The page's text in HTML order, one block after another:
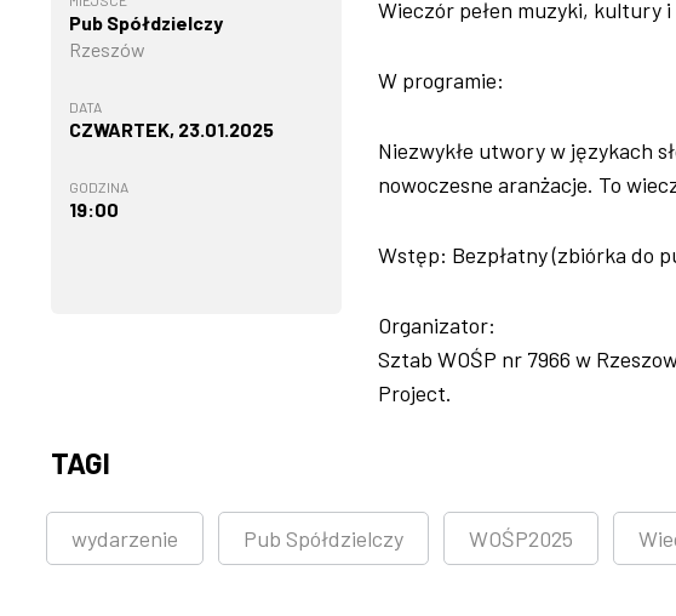
Pub Spółdzielczy
Rzeszów
DATA
CZWARTEK, 23.01.2025
GODZINA
19:00
Wieczór pełen muzyki, kultury
W programie:
Niezwykłe utwory w językach
nowoczesne aranżacje. To
Wstęp: Bezpłatny (zbiórka do
Organizator:
Sztab WOŚP nr 7966 w
Project.
TAGI
wydarzenie Pub Spółdzielczy WOŚP2025